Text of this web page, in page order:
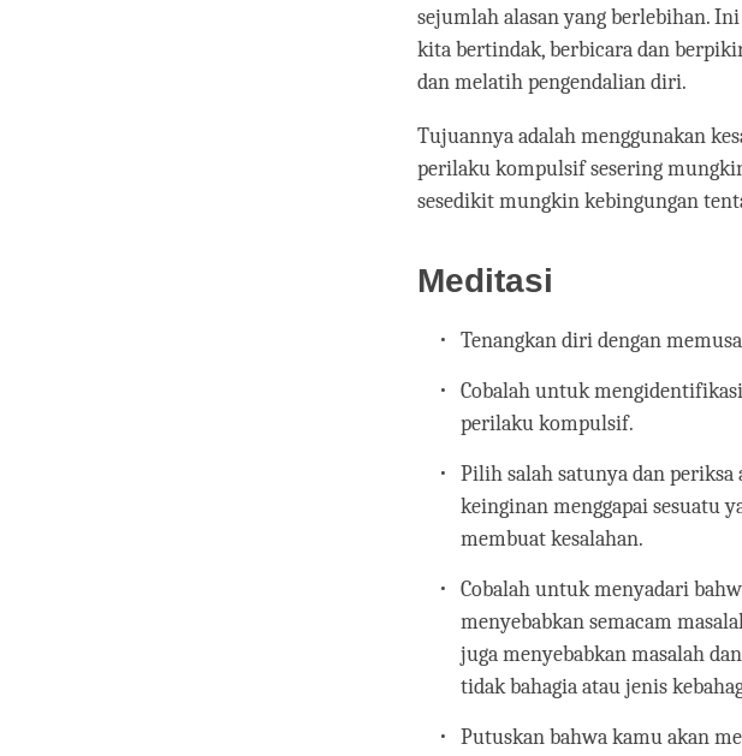
sejumlah alasan yang berlebihan.
kita bertindak, berbicara dan
dan melatih pengendalian diri.
Tujuannya adalah menggunakan
perilaku kompulsif sesering
sesedikit mungkin kebingungan
Meditasi
Tenangkan diri dengan
Cobalah untuk
perilaku kompulsif.
Pilih salah satunya dan periksa
keinginan menggapai sesuatu
membuat kesalahan.
Cobalah untuk menyadari
menyebabkan semacam
juga menyebabkan masalah
tidak bahagia atau jenis
Putuskan bahwa kamu akan